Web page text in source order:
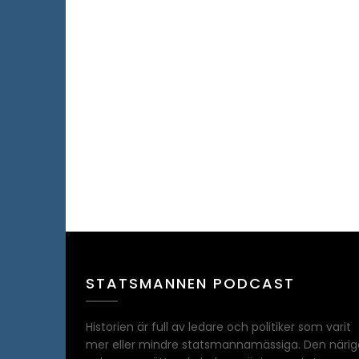
STATSMANNEN PODCAST
Historien är full av ledare och politiker som varit
mer eller mindre statsmannamässiga. Den